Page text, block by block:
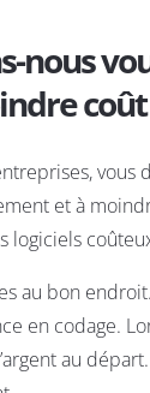
nous
et à
logiciels
au bon
en codage.
au